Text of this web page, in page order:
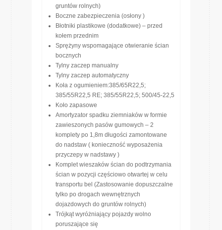
gruntów rolnych)
Boczne zabezpieczenia (osłony )
Błotniki plastikowe (dodatkowe) – przed
kołem przednim
Sprężyny wspomagające otwieranie ścian
bocznych
Tylny zaczep manualny
Tylny zaczep automatyczny
Koła z ogumieniem:385/65R22,5;
385/55R22,5 RE; 385/55R22,5; 500/45-22,5
Koło zapasowe
Amortyzator spadku ziemniaków w formie
zawieszonych pasów gumowych – 2
komplety po 1,8m długości zamontowane
do nadstaw ( konieczność wyposażenia
przyczepy w nadstawy )
Komplet wieszaków ścian do podtrzymania
ścian w pozycji częściowo otwartej w celu
transportu bel (Zastosowanie dopuszczalne
tylko po drogach wewnętrznych
dojazdowych do gruntów rolnych)
Trójkąt wyróżniający pojazdy wolno
poruszające się